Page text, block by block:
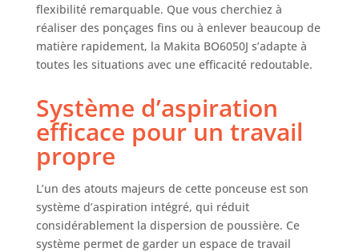
flexibilité remarquable. Que vous cherchiez à
réaliser des ponçages fins ou à enlever beaucoup de
matière rapidement, la Makita BO6050J s’adapte à
toutes les situations avec une efficacité redoutable.
Système d’aspiration
efficace pour un travail
propre
L’un des atouts majeurs de cette ponceuse est son
système d’aspiration intégré, qui réduit
considérablement la dispersion de poussière. Ce
système permet de garder un espace de travail